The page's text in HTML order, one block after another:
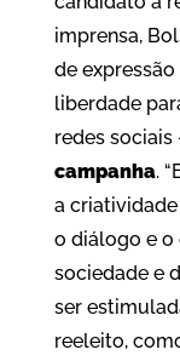
imprensa,
de
liberdade
redes sociais
campanha.
a
o diálogo e o
sociedade e
ser
reeleito,